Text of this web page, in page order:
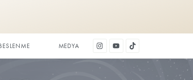
LONGEVITY VE BESLENME